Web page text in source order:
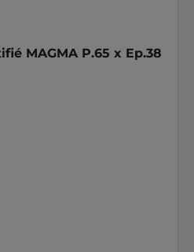
MAGMA P.65 x Ep.38